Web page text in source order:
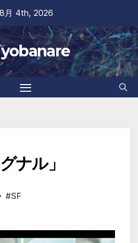
月 4th, 2026
ナル」
#SF